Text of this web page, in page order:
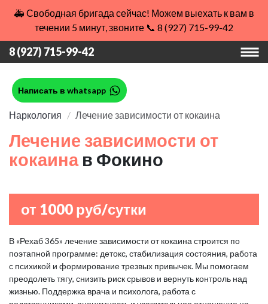
🚑 Свободная бригада сейчас! Можем выехать к вам в
течении 5 минут, звоните 📞 8 (927) 715-99-42
8 (927) 715-99-42
Написать в whatsapp
Наркология Лечение зависимости от кокаина
Лечение зависимости от
кокаина в Фокино
от 1000 руб/сутки
В «Рехаб 365» лечение зависимости от кокаина строится по
поэтапной программе: детокс, стабилизация состояния, работа
с психикой и формирование трезвых привычек. Мы помогаем
преодолеть тягу, снизить риск срывов и вернуть контроль над
жизнью. Поддержка врача и психолога, работа с